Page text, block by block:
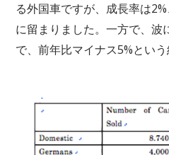
る外国車ですが、成長率は
に留まりました。一方で、波
で、前年比マイナス5%という